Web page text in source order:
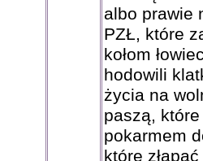
albo prawie
PZŁ, które
kołom
hodowili
życia na
paszą,
pokarmem
które